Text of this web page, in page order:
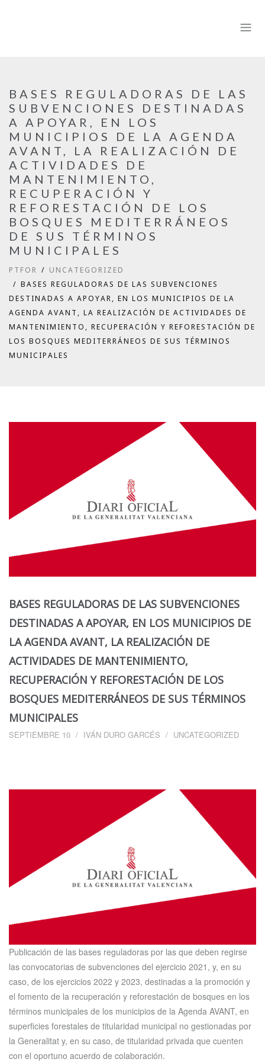
BASES REGULADORAS DE LAS
SUBVENCIONES DESTINADAS
A APOYAR, EN LOS
MUNICIPIOS DE LA AGENDA
AVANT, LA REALIZACIÓN DE
ACTIVIDADES DE
MANTENIMIENTO,
RECUPERACIÓN Y
REFORESTACIÓN DE LOS
BOSQUES MEDITERRÁNEOS
DE SUS TÉRMINOS
MUNICIPALES
PTFOR
UNCATEGORIZED
BASES REGULADORAS DE LAS SUBVENCIONES
DESTINADAS A APOYAR, EN LOS MUNICIPIOS DE LA
AGENDA AVANT, LA REALIZACIÓN DE ACTIVIDADES DE
MANTENIMIENTO, RECUPERACIÓN Y REFORESTACIÓN DE
LOS BOSQUES MEDITERRÁNEOS DE SUS TÉRMINOS
MUNICIPALES
BASES REGULADORAS DE LAS SUBVENCIONES
DESTINADAS A APOYAR, EN LOS MUNICIPIOS DE
LA AGENDA AVANT, LA REALIZACIÓN DE
ACTIVIDADES DE MANTENIMIENTO,
RECUPERACIÓN Y REFORESTACIÓN DE LOS
BOSQUES MEDITERRÁNEOS DE SUS TÉRMINOS
MUNICIPALES
SEPTIEMBRE 10 IVÁN DURO GARCÉS UNCATEGORIZED
Publicación de las bases reguladoras por las que deben regirse
las convocatorias de subvenciones del ejercicio 2021, y, en su
caso, de los ejercicios 2022 y 2023, destinadas a la promoción y
el fomento de la recuperación y reforestación de bosques en los
términos municipales de los municipios de la Agenda AVANT, en
superficies forestales de titularidad municipal no gestionadas por
la Generalitat y, en su caso, de titularidad privada que cuenten
con el oportuno acuerdo de colaboración.